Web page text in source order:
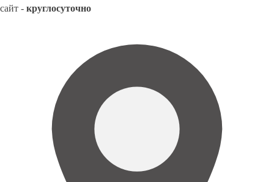
сайт - круглосуточно